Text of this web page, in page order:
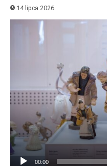
14 lipca 2026
Odtwarzacz
00:00